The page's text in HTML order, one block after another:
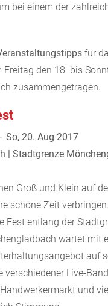
bei einem der
für
Freitag den 18. bis
zusammengetragen.
So, 20. Aug 2017
| Stadtgrenze
Groß und Klein auf
schöne Zeit
Fest entlang der
wartet mit
auf
verschiedener Live-
und